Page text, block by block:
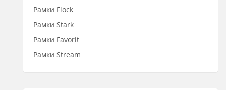
Рамки Flock
Рамки Stark
Рамки Favorit
Рамки Stream